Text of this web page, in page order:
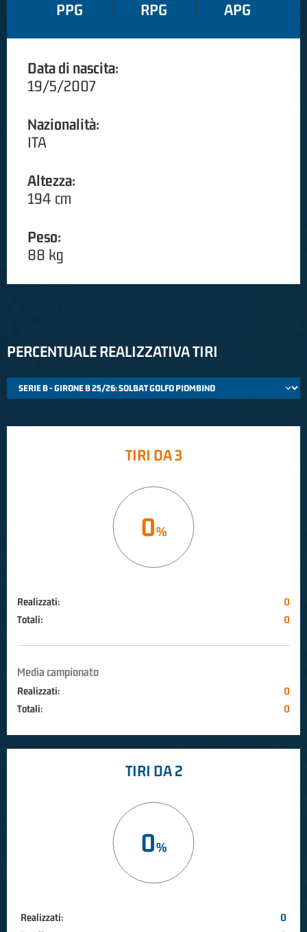
PPG RPG APG
Data di nascita:
19/5/2007
Nazionalità:
ITA
Altezza:
194 cm
Peso:
88 kg
PERCENTUALE REALIZZATIVA TIRI
TIRI DA 3
0
Realizzati:
0
Totali:
0
Media campionato
Realizzati:
0
Totali:
0
TIRI DA 2
0
Realizzati:
0